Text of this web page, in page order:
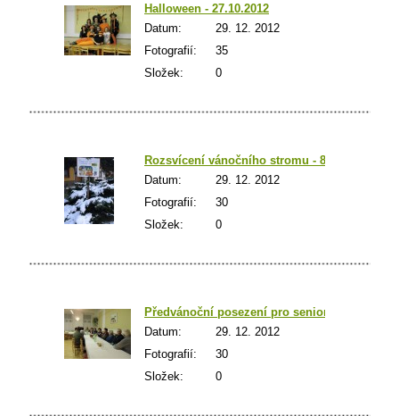
Halloween - 27.10.2012
Datum:
29. 12. 2012
Fotografií:
35
Složek:
0
Rozsvícení vánočního stromu - 8.12.2012
Datum:
29. 12. 2012
Fotografií:
30
Složek:
0
Předvánoční posezení pro seniory -
Datum:
29. 12. 2012
Fotografií:
30
Složek:
0